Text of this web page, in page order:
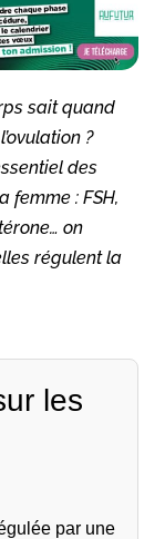
sait quand
?
des
femme : FSH,
on
régulent la
les
par une